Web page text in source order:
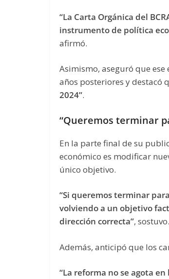
“La Carta Orgánica del
instrumento de política
afirmó.
Asimismo, aseguró que
años posteriores y destacó
2024”.
“Queremos terminar
En la parte final de su
económico es modificar
único objetivo.
“Si queremos terminar
volviendo a un objetivo
dirección correcta”, sostuvo.
Además, anticipó que los
“La reforma no se agota